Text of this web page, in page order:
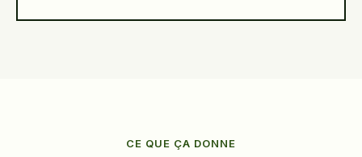
CE QUE ÇA DONNE